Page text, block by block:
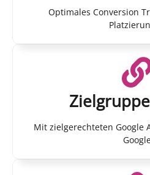
Optimales Conversion
Mit zielgerechteten Google